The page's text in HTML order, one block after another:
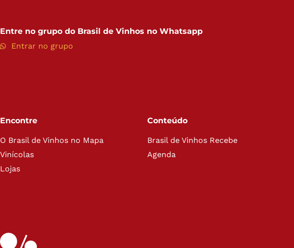
Entre no grupo do Brasil de Vinhos no Whatsapp
Entrar no grupo
Encontre
O Brasil de Vinhos no Mapa
Vinícolas
Lojas
Conteúdo
Brasil de Vinhos Recebe
Agenda